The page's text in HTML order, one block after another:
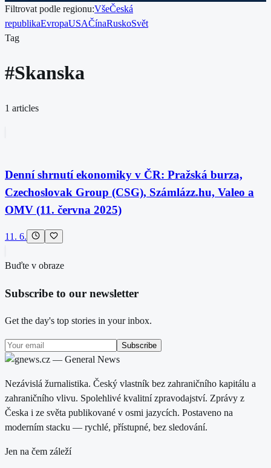
Filtrovat podle regionu:VšeČeská
republikaEvropaUSAČínaRuskoSvět
Tag
#Skanska
1 articles
Denní shrnutí ekonomiky v ČR: Pražská burza,
Czechoslovak Group (CSG), Számlázz.hu, Valeo a
OMV (11. června 2025)
11. 6.
Buďte v obraze
Subscribe to our newsletter
Get the day's top stories in your inbox.
Subscribe
Nezávislá žurnalistika. Český vlastník bez zahraničního kapitálu a
zahraničního vlivu. Spolehlivé kvalitní zpravodajství. Zprávy z
Česka i ze světa publikované v osmi jazycích. Postaveno na
moderním stacku — rychlé, přístupné, bez sledování.
Jen na čem záleží